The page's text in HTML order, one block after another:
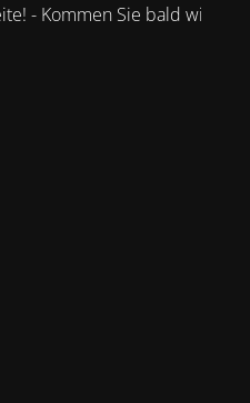
- Kommen Sie bald wieder.